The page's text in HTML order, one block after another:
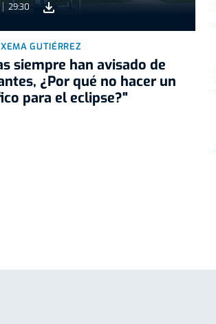
29:30
GUTIÉRREZ
siempre han avisado de
¿Por qué no hacer un
para el eclipse?"